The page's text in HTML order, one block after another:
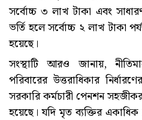
সর্বোচ্চ ৩ লাখ টাকা এবং
ভর্তি হলে সর্বোচ্চ ২ লাখ টাকা
হয়েছে।
সংস্থাটি আরও জানায়,
পরিবারের উত্তরাধিকার
সরকারি কর্মচারী পেনশন
হয়েছে। যদি মৃত ব্যক্তির একাধিক